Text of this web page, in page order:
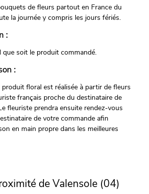
de fleurs partout en France du
la journée y compris les jours fériés.
:
que soit le produit commandé.
:
floral est réalisée à partir de fleurs
français proche du destinataire de
fleuriste prendra ensuite rendez-vous
de votre commande afin
en main propre dans les meilleures
de Valensole (04)